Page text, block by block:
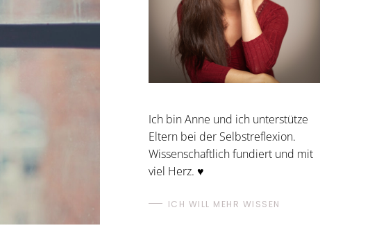
Ich bin Anne und ich unterstütze
Eltern bei der Selbstreflexion.
Wissenschaftlich fundiert und mit
viel Herz. ♥
ICH WILL MEHR WISSEN